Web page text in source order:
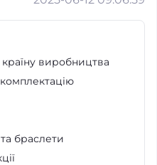
виробництва
браслети